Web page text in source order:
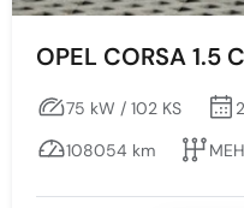
OPEL CORSA 1.5
75 kW / 102 KS
108054 km